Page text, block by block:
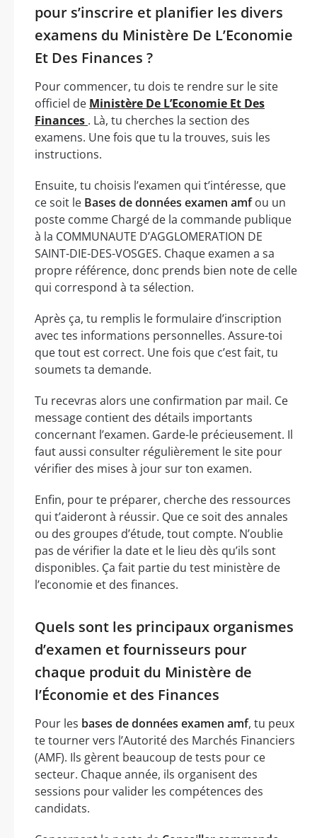
pour s’inscrire et planifier les divers
examens du Ministère De L’Economie
Et Des Finances ?
Pour commencer, tu dois te rendre sur le site
officiel de Ministère De L’Economie Et Des
Finances . Là, tu cherches la section des
examens. Une fois que tu la trouves, suis les
instructions.
Ensuite, tu choisis l’examen qui t’intéresse, que
ce soit le Bases de données examen amfou un
poste comme Chargé de la commande publique
à la COMMUNAUTE D’AGGLOMERATION DE
SAINT-DIE-DES-VOSGES. Chaque examen a sa
propre référence, donc prends bien note de celle
qui correspond à ta sélection.
Après ça, tu remplis le formulaire d’inscription
avec tes informations personnelles. Assure-toi
que tout est correct. Une fois que c’est fait, tu
soumets ta demande.
Tu recevras alors une confirmation par mail. Ce
message contient des détails importants
concernant l’examen. Garde-le précieusement. Il
faut aussi consulter régulièrement le site pour
vérifier des mises à jour sur ton examen.
Enfin, pour te préparer, cherche des ressources
qui t’aideront à réussir. Que ce soit des annales
ou des groupes d’étude, tout compte. N’oublie
pas de vérifier la date et le lieu dès qu’ils sont
disponibles. Ça fait partie du test ministère de
l’economie et des finances.
Quels sont les principaux organismes
d’examen et fournisseurs pour
chaque produit du Ministère de
l’Économie et des Finances
Pour les bases de données examen amf, tu peux
te tourner vers l’Autorité des Marchés Financiers
(AMF). Ils gèrent beaucoup de tests pour ce
secteur. Chaque année, ils organisent des
sessions pour valider les compétences des
candidats.